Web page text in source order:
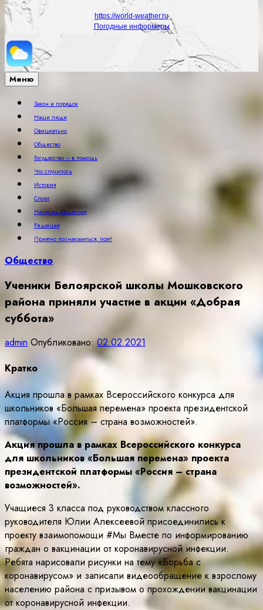
https://world-weather.ru
Погодные информеры
Меню
Закон и порядок
Наши люди
Официально
Общество
Государство – в помощь
Что случилось
История
Спорт
Написать редактору
Редакция
Приятно познакомиться, поэт!
Общество
Ученики Белоярской школы Мошковского
района приняли участие в акции «Добрая
суббота»
admin Опубликовано:02.02.2021
Кратко
Акция прошла в рамках Всероссийского конкурса для
школьников «Большая перемена» проекта президентской
платформы «Россия – страна возможностей».
Акция прошла в рамках Всероссийского конкурса
для школьников «Большая перемена» проекта
президентской платформы «Россия – страна
возможностей».
Учащиеся 3 класса под руководством классного
руководителя Юлии Алексеевой присоединились к
проекту взаимопомощи #Мы Вместе по информированию
граждан о вакцинации от коронавирусной инфекции.
Ребята нарисовали рисунки на тему «Борьба с
коронавирусом» и записали видеообращение к взрослому
населению района с призывом о прохождении вакцинации
от коронавирусной инфекции.